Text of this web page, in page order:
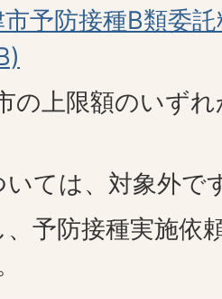
予防接種B類委
の上限額のいず
ては、対象外で
予防接種実施依